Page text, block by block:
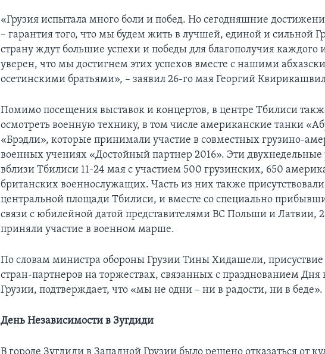
«Грузия испытала много боли и побед. Но сегодняшние
– гарантия того, что мы будем жить в лучшей, единой и сильной
страну ждут большие успехи и победы для благополучия каждого
уверен, что мы достигнем этих успехов вместе с нашими
осетинскими братьями», – заявил 26-го мая Георгий
Помимо посещения выставок и концертов, в центре Тбилиси
осмотреть военную технику, в том числе американские танки
«Брэдли», которые принимали участие в совместных грузино-
военных учениях «Достойный партнер 2016». Эти
вблизи Тбилиси 11-24 мая с участием 500 грузинских, 650
британских военнослужащих. Часть из них также
центральной площади Тбилиси, и вместе со специально
связи с юбилейной датой представителями ВС Польши и Латвии,
приняли участие в военном марше.
По словам министра обороны Грузии Тины Хидашели,
стран-партнеров на торжествах, связанных с празднованием Дня
Грузии, подтверждает, что «мы не одни – ни в радости, ни в беде».
День Независимости в Зугдиди